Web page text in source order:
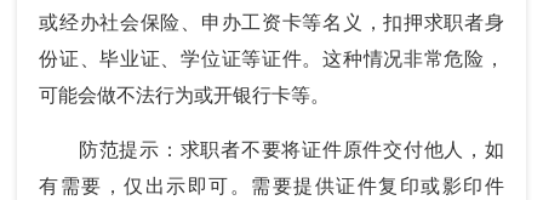
或经办社会保险、申办工资卡等名义，扣押求职者身
份证、毕业证、学位证等证件。这种情况非常危险，
可能会做不法行为或开银行卡等。
防范提示：求职者不要将证件原件交付他人，如
有需要，仅出示即可。需要提供证件复印或影印件